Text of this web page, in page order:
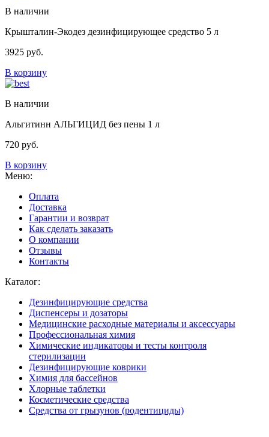
В наличии
Крышталин-Экодез дезинфицирующее средство 5 л
3925 руб.
В корзину
В наличии
Альгитинн АЛЬГИЦИД без пены 1 л
720 руб.
В корзину
Меню:
Оплата
Доставка
Гарантии и возврат
Как сделать заказать
О компании
Отзывы
Контакты
Каталог:
Дезинфицирующие средства
Диспенсеры и дозаторы
Медицинские расходные материалы и аксессуары
Профессиональная химия
Химические индикаторы и тесты контроля
стерилизации
Дезинфицирующие коврики
Химия для бассейнов
Хлорные таблетки
Косметические средства
Средства от грызунов (родентициды)